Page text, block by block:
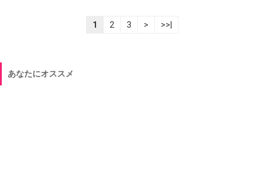
1 2 3 > >>|
あなたにオススメ